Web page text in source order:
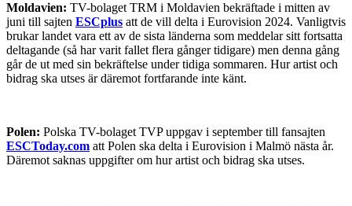
Moldavien: TV-bolaget TRM i Moldavien bekräftade i mitten av
juni till sajten ESCplus att de vill delta i Eurovision 2024. Vanligtvis
brukar landet vara ett av de sista länderna som meddelar sitt fortsatta
deltagande (så har varit fallet flera gånger tidigare) men denna gång
går de ut med sin bekräftelse under tidiga sommaren. Hur artist och
bidrag ska utses är däremot fortfarande inte känt.
Polen: Polska TV-bolaget TVP uppgav i september till fansajten
ESCToday.com att Polen ska delta i Eurovision i Malmö nästa år.
Däremot saknas uppgifter om hur artist och bidrag ska utses.